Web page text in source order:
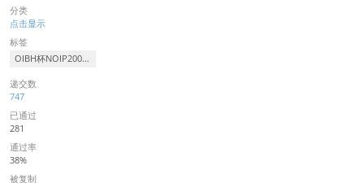
分类
点击显示
标签
OIBH杯NOIP2006第二次模拟赛
递交数
747
已通过
281
通过率
38%
被复制